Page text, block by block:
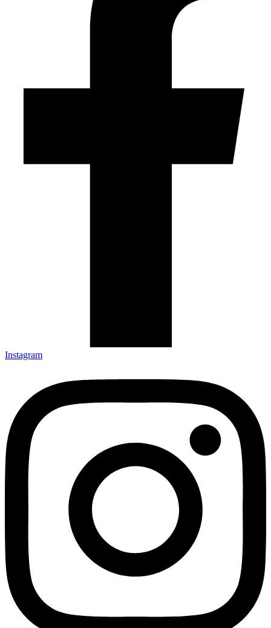
Instagram